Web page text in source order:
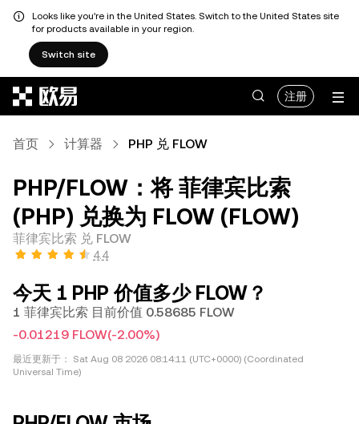
Looks like you're in the United States. Switch to the United States site
for products available in your region.
Switch site
注册
首页 计算器 PHP 兑 FLOW
PHP/FLOW：将 菲律宾比索
(PHP) 兑换为 FLOW (FLOW)
菲律宾比索 兑 FLOW
4.4
今天 1 PHP 价值多少 FLOW？
1 菲律宾比索 目前价值 0.58685 FLOW
-0.01219 FLOW(-2.00%)
最近更新于：
Sat Aug 08 2026 08:14:11 (UTC+0000) (Coordinated
Universal Time)